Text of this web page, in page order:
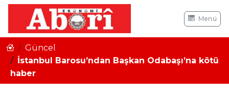
Menü
Güncel
İstanbul Barosu’ndan Başkan Odabaşı’na kötü
haber